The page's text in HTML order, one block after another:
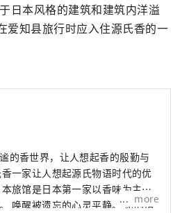
日本风格的建筑和建筑内洋溢
爱知县旅行时应入住源氏香的一
的香世界，让人想起香的殷勤与
一家让人想起源氏物语时代的优
旅馆是日本第一家以香味为主题
唤醒被遗忘的心灵平静。 您的房
more